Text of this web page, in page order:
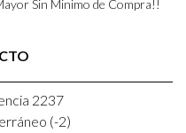
Sin Minimo de Compra!!
2237
(-2)